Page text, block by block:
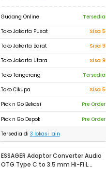
Gudang Online
Tersedia
Toko Jakarta Pusat
Sisa 5
Toko Jakarta Barat
Sisa 9
Toko Jakarta Utara
Sisa 9
Toko Tangerang
Tersedia
Toko Cikupa
Sisa 5
Pick n Go Bekasi
Pre Order
Pick n Go Depok
Pre Order
Tersedia di 3 lokasi lain
ESSAGER Adaptor Converter Audio
OTG Type C to 3.5 mm Hi-Fi L